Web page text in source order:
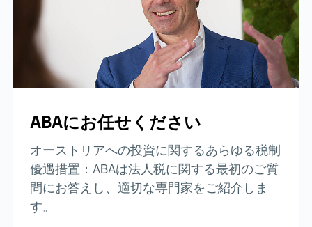
ABAにお任せください
オーストリアへの投資に関するあらゆる税制
優遇措置：ABAは法人税に関する最初のご質
問にお答えし、適切な専門家をご紹介しま
す。